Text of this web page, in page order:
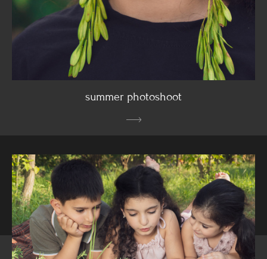
summer photoshoot